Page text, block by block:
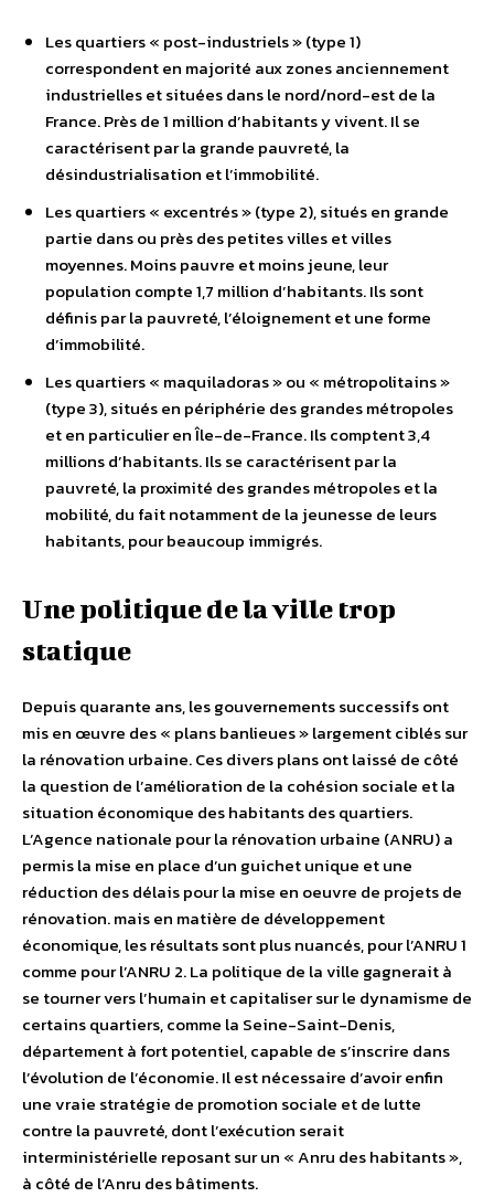
Les quartiers « post-industriels » (type 1)
correspondent en majorité aux zones anciennement
industrielles et situées dans le nord/nord-est de la
France. Près de 1 million d’habitants y vivent. Il se
caractérisent par la grande pauvreté, la
désindustrialisation et l’immobilité.
Les quartiers « excentrés » (type 2), situés en grande
partie dans ou près des petites villes et villes
moyennes. Moins pauvre et moins jeune, leur
population compte 1,7 million d’habitants. Ils sont
définis par la pauvreté, l’éloignement et une forme
d’immobilité.
Les quartiers « maquiladoras » ou « métropolitains »
(type 3), situés en périphérie des grandes métropoles
et en particulier en Île-de-France. Ils comptent 3,4
millions d’habitants. Ils se caractérisent par la
pauvreté, la proximité des grandes métropoles et la
mobilité, du fait notamment de la jeunesse de leurs
habitants, pour beaucoup immigrés.
Une politique de la ville trop
statique
Depuis quarante ans, les gouvernements successifs ont
mis en œuvre des « plans banlieues » largement ciblés sur
la rénovation urbaine. Ces divers plans ont laissé de côté
la question de l’amélioration de la cohésion sociale et la
situation économique des habitants des quartiers.
L’Agence nationale pour la rénovation urbaine (ANRU) a
permis la mise en place d’un guichet unique et une
réduction des délais pour la mise en oeuvre de projets de
rénovation. mais en matière de développement
économique, les résultats sont plus nuancés, pour l’ANRU 1
comme pour l’ANRU 2. La politique de la ville gagnerait à
se tourner vers l’humain et capitaliser sur le dynamisme de
certains quartiers, comme la Seine-Saint-Denis,
département à fort potentiel, capable de s’inscrire dans
l’évolution de l’économie. Il est nécessaire d’avoir enfin
une vraie stratégie de promotion sociale et de lutte
contre la pauvreté, dont l’exécution serait
interministérielle reposant sur un « Anru des habitants »,
à côté de l’Anru des bâtiments.